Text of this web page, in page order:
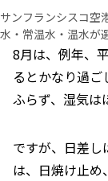
サンフランシスコ空
水・常温水・温水が
8月は、例年、
るとかなり過ご
ふらず、湿気は
ですが、日差し
は、日焼け止